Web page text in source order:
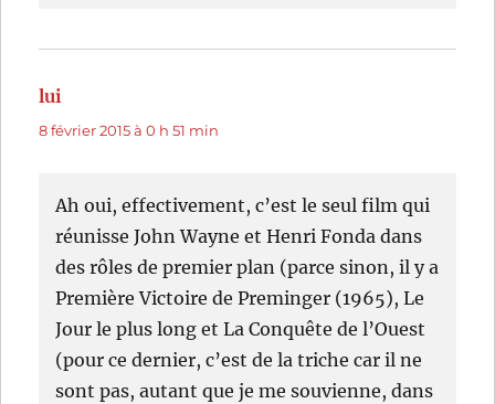
lui
8 février 2015 à 0 h 51 min
Ah oui, effectivement, c’est le seul film qui
réunisse John Wayne et Henri Fonda dans
des rôles de premier plan (parce sinon, il y a
Première Victoire de Preminger (1965), Le
Jour le plus long et La Conquête de l’Ouest
(pour ce dernier, c’est de la triche car il ne
sont pas, autant que je me souvienne, dans